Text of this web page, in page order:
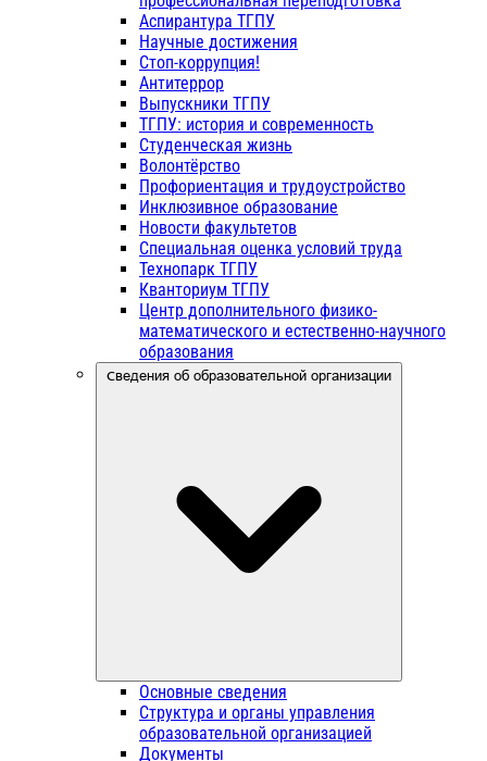
Аспирантура ТГПУ
Научные достижения
Стоп-коррупция!
Антитеррор
Выпускники ТГПУ
ТГПУ: история и современность
Студенческая жизнь
Волонтёрство
Профориентация и трудоустройство
Инклюзивное образование
Новости факультетов
Специальная оценка условий труда
Технопарк ТГПУ
Кванториум ТГПУ
Центр дополнительного физико-
математического и естественно-научного
образования
Сведения об образовательной организации
Основные сведения
Структура и органы управления
образовательной организацией
Документы